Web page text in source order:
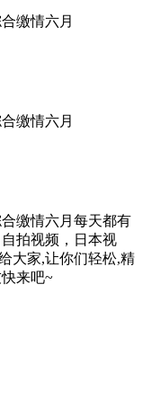
缴情六月
缴情六月
缴情六月每天都有
拍视频，日本视
大家,让你们轻松,精
来吧~